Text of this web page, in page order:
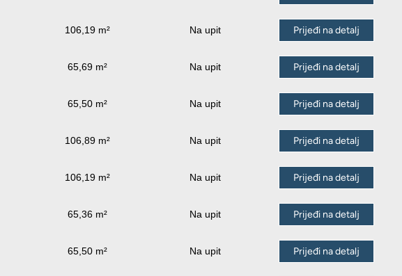
106,19 m² Na upit Prijeđi na detalj
65,69 m² Na upit Prijeđi na detalj
65,50 m² Na upit Prijeđi na detalj
106,89 m² Na upit Prijeđi na detalj
106,19 m² Na upit Prijeđi na detalj
65,36 m² Na upit Prijeđi na detalj
65,50 m² Na upit Prijeđi na detalj